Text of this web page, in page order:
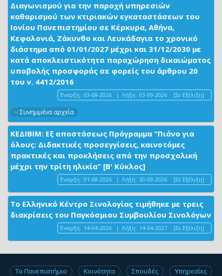
Διαγωνισμού για την παροχή υπηρεσιών
καθαρισμού των κτιριακών εγκαταστάσεων του
Ιονίου Πανεπιστημίου σε Κέρκυρα, Αθήνα,
Κεφαλονιά, Ζάκυνθο και Λευκάδαγια το χρονικό
διάστημα από 01/01/2027 μέχρι και 31/12/2030 με
κατά αποκλειστικότητα παραχώρηση δικαιώματος
υποβολής προσφοράς σε φορείς του άρθρου 20
του ν. 4412/2016
Έναρξη: 03-08-2026 | Λήξη: 03-09-2026 [Σε Εξέλιξη]
Συνημμένα αρχεία
ΚΕΔΙΒΙΜ: Εξ αποστάσεως Πρόγραμμα “Πιάνο για
όλους: Διδακτικές προσεγγίσεις, καινοτόμες
πρακτικές και προκλήσεις από την προσχολική
μέχρι την τρίτη ηλικία” [Β' Κύκλος]
Έναρξη: 01-08-2026 | Λήξη: 30-09-2026 [Σε Εξέλιξη]
Το Ελληνικό Κέντρο Σινολογίας τιμήθηκε με τρεις
διακρίσεις του Παγκόσμιου Συμβουλίου Σινολόγων
Έναρξη: 14-04-2026 | Λήξη: 14-04-2027 [Σε Εξέλιξη]
Το Πανεπιστήμιο Κοινότητα Σπουδές
Υπηρεσίες